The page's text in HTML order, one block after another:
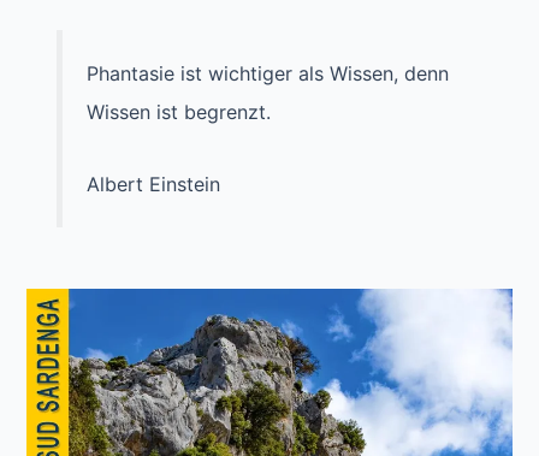
Phantasie ist wichtiger als Wissen, denn
Wissen ist begrenzt.
Albert Einstein